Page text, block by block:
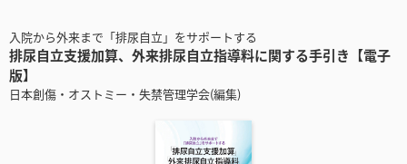
入院から外来まで「排尿自立」をサポートする
排尿自立支援加算、外来排尿自立指導料に関する手引き【電子
版】
日本創傷・オストミー・失禁管理学会(編集)